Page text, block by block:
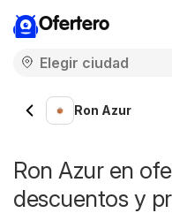
Ofertero
Ron Azur
Ron Azur en
descuentos y